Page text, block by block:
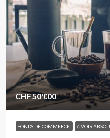
CHF 50'000
FONDS DE COMMERCE A VOIR